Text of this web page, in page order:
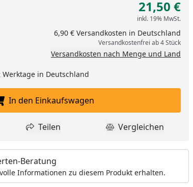
verringern
manuell eingeben
um eins erhöhen
21,50 €
inkl. 19% MwSt.
6,90 € Versandkosten in Deutschland
Versandkostenfrei ab 4 Stück
Versandkosten nach Menge und Land
Werktage in Deutschland
In den Einkaufswagen legen
In den Einkaufswagen
hinzufügen
Teilen
Teilen Produkt
Vergleichen
Beratung
Informationen zu diesem Produkt erhalten.